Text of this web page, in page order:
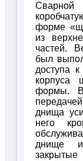
форме
из
частей.
был
доступа
корпуса
формы. В
днища
него
днище